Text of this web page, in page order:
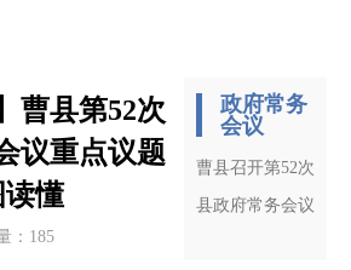
曹县第52次
议重点议题
读懂
： 185
政府常务
会议
曹县召开第52次
县政府常务会议